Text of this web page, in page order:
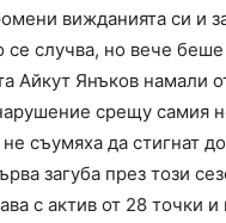
вижданията си и
се случва, но вече
Айкут Янъков намали
срещу самия
съумяха да стигнат
загуба през този
с актив от 28 точки